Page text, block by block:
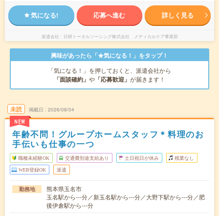
気になる! 応募へ進む 詳しく見る
派遣会社 日研トータルソーシング株式会社 メディカルケア事業部
興味があったら「★気になる！」をタップ！
「気になる！」を押しておくと、派遣会社から
「面談確約」 や 「応募歓迎」 が届きます！
未読
NEW
掲載日 2026/08/04
年齢不問！グループホームスタッフ＊料理のお
手伝いも仕事の一つ
職種未経験OK 交通費別途支給あり 土日祝日が休み 残業なし
WEB登録OK 派遣
勤務地
熊本県玉名市
玉名駅から---分／新玉名駅から---分／大野下駅から---分／肥
後伊倉駅から---分